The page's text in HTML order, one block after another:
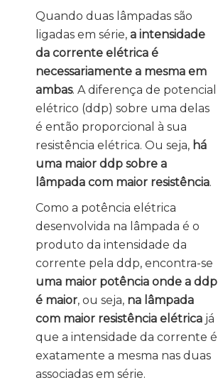
Quando duas lâmpadas são
ligadas em série, a intensidade
da corrente elétrica é
necessariamente a mesma em
ambas. A diferença de potencial
elétrico (ddp) sobre uma delas
é então proporcional à sua
resistência elétrica. Ou seja, há
uma maior ddp sobre a
lâmpada com maior resistência.
Como a potência elétrica
desenvolvida na lâmpada é o
produto da intensidade da
corrente pela ddp, encontra-se
uma maior potência onde a ddp
é maior, ou seja, na lâmpada
com maior resistência elétrica já
que a intensidade da corrente é
exatamente a mesma nas duas
associadas em série.